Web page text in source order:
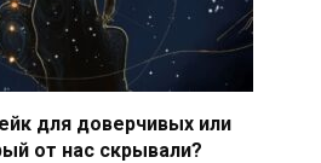
для доверчивых или
от нас скрывали?